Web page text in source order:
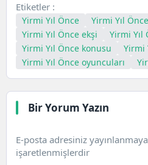
Etiketler :
Yirmi Yıl Önce
Yirmi Yıl
Yirmi Yıl Önce ekşi
Yirmi Yıl
Yirmi Yıl Önce konusu
Yirmi
Yirmi Yıl Önce oyuncuları
Bir Yorum Yazın
E-posta adresiniz
işaretlenmişlerdir